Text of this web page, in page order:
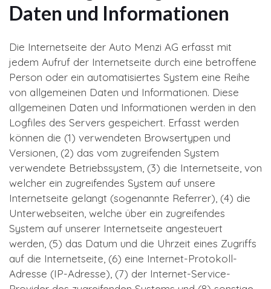
Daten und Informationen
Die Internetseite der Auto Menzi AG erfasst mit
jedem Aufruf der Internetseite durch eine betroffene
Person oder ein automatisiertes System eine Reihe
von allgemeinen Daten und Informationen. Diese
allgemeinen Daten und Informationen werden in den
Logfiles des Servers gespeichert. Erfasst werden
können die (1) verwendeten Browsertypen und
Versionen, (2) das vom zugreifenden System
verwendete Betriebssystem, (3) die Internetseite, von
welcher ein zugreifendes System auf unsere
Internetseite gelangt (sogenannte Referrer), (4) die
Unterwebseiten, welche über ein zugreifendes
System auf unserer Internetseite angesteuert
werden, (5) das Datum und die Uhrzeit eines Zugriffs
auf die Internetseite, (6) eine Internet-Protokoll-
Adresse (IP-Adresse), (7) der Internet-Service-